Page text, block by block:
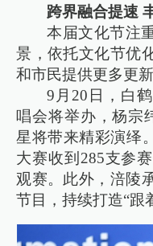
跨界融合提速
本届文化节注
景，依托文化节优
和市民提供更多更
9月20日，白
唱会将举办，杨宗
星将带来精彩演绎
大赛收到285支参
观赛。此外，涪陵
节目，持续打造“跟